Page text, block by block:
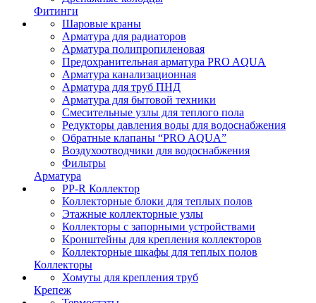
Фитинги
Шаровые краны
Арматура для радиаторов
Арматура полипропиленовая
Предохранительная арматура PRO AQUA
Арматура канализационная
Арматура для труб ПНД
Арматура для бытовой техники
Смесительные узлы для теплого пола
Редукторы давления воды для водоснабжения
Обратные клапаны “PRO AQUA”
Воздухоотводчики для водоснабжения
Фильтры
Арматура
PP-R Коллектор
Коллекторные блоки для теплых полов
Этажные коллекторные узлы
Коллекторы с запорными устройствами
Кронштейны для крепления коллекторов
Коллекторные шкафы для теплых полов
Коллекторы
Хомуты для крепления труб
Крепеж